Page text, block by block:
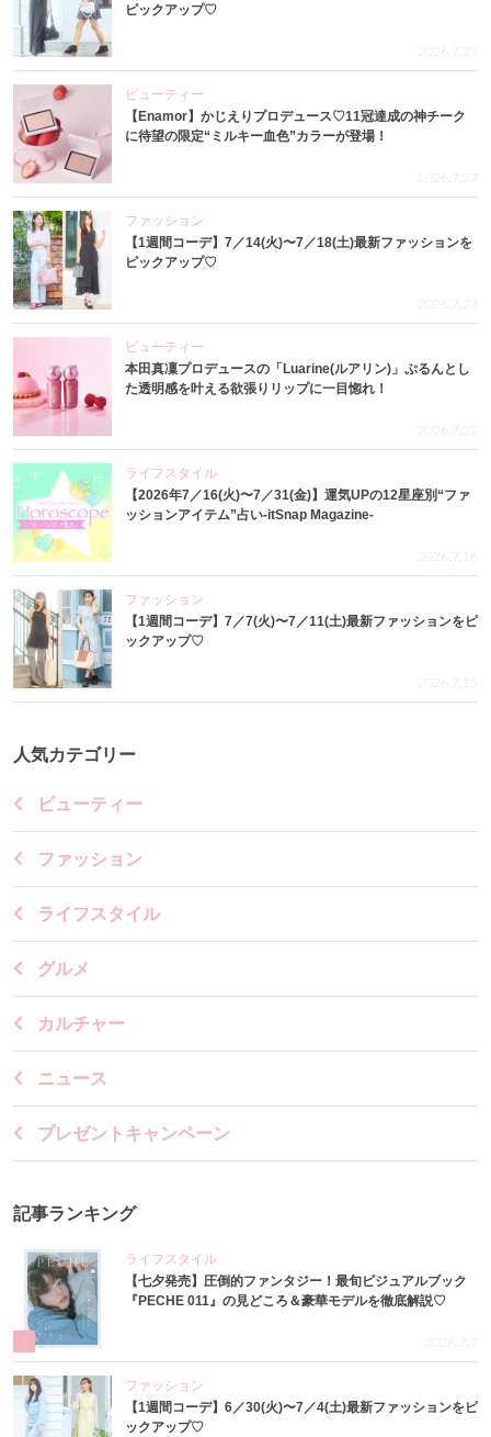
ピックアップ♡
2026.7.29
ビューティー
【Enamor】かじえりプロデュース♡11冠達成の神チーク
に待望の限定“ミルキー血色”カラーが登場！
2026.7.27
ファッション
【1週間コーデ】7／14(火)〜7／18(土)最新ファッションを
ピックアップ♡
2026.7.23
ビューティー
本田真凜プロデュースの「Luarine(ルアリン)」ぷるんとし
た透明感を叶える欲張りリップに一目惚れ！
2026.7.22
ライフスタイル
【2026年7／16(火)〜7／31(金)】運気UPの12星座別“ファ
ッションアイテム”占い-itSnap Magazine-
2026.7.16
ファッション
【1週間コーデ】7／7(火)〜7／11(土)最新ファッションをピ
ックアップ♡
2026.7.15
人気カテゴリー
ビューティー
ファッション
ライフスタイル
グルメ
カルチャー
ニュース
プレゼントキャンペーン
記事ランキング
ライフスタイル
【七夕発売】圧倒的ファンタジー！最旬ビジュアルブック
『PECHE 011』の見どころ＆豪華モデルを徹底解説♡
2026.7.7
ファッション
【1週間コーデ】6／30(火)〜7／4(土)最新ファッションをピ
ックアップ♡